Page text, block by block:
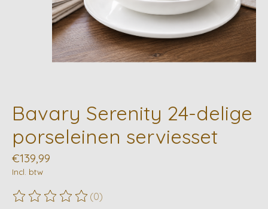
Bavary Serenity 24-delige
porseleinen serviesset
€139,99
Incl. btw
De beoordeling van dit product is
(0)